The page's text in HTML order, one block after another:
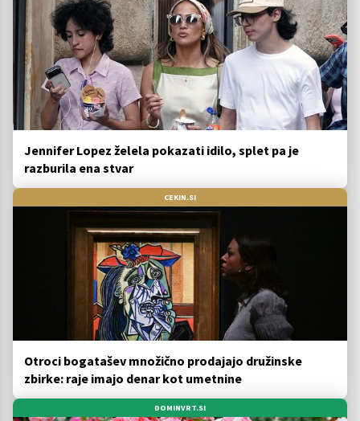
Jennifer Lopez želela pokazati idilo, splet pa je
razburila ena stvar
CEKIN.SI
Otroci bogatašev množično prodajajo družinske
zbirke: raje imajo denar kot umetnine
DOMINVRT.SI